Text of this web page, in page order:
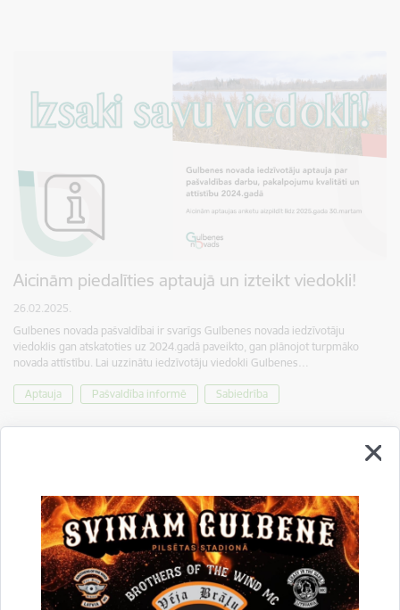
Aicinām piedalīties aptaujā un izteikt viedokli!
26.02.2025.
Gulbenes novada pašvaldībai ir svarīgs Gulbenes novada iedzīvotāju
viedoklis gan atskatoties uz 2024.gadā paveikto, gan plānojot turpmāko
novada attīstību. Lai uzzinātu iedzīvotāju viedokli Gulbenes…
Aptauja Pašvaldība informē Sabiedrība